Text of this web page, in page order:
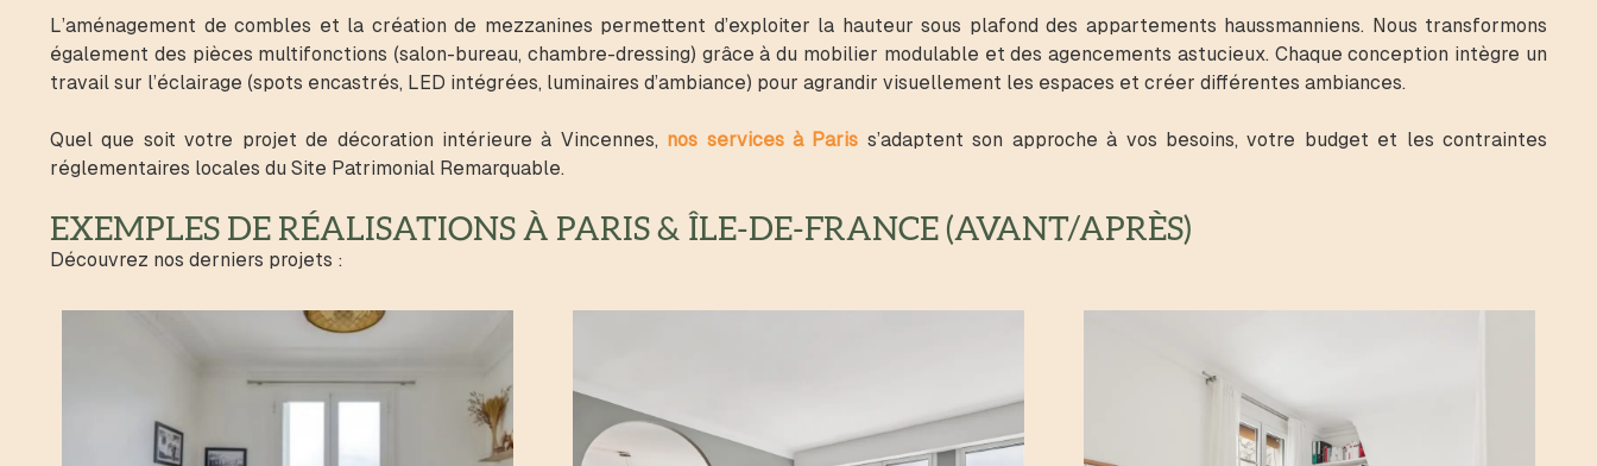
L’aménagement de combles et la création de mezzanines permettent d’exploiter la hauteur sous plafond des appartements haussmanniens. Nous transformons
également des pièces multifonctions (salon-bureau, chambre-dressing) grâce à du mobilier modulable et des agencements astucieux. Chaque conception intègre un
travail sur l’éclairage (spots encastrés, LED intégrées, luminaires d’ambiance) pour agrandir visuellement les espaces et créer différentes ambiances.
Quel que soit votre projet de décoration intérieure à Vincennes, nos services à Paris s’adaptent son approche à vos besoins, votre budget et les contraintes
réglementaires locales du Site Patrimonial Remarquable.
EXEMPLES DE RÉALISATIONS À PARIS & ÎLE-DE-FRANCE (AVANT/APRÈS)
Découvrez nos derniers projets :